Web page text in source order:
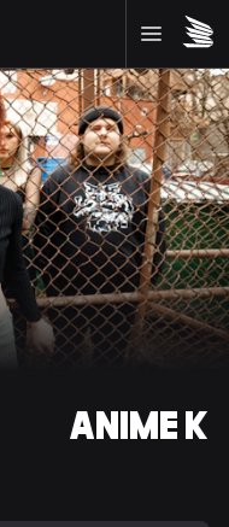
ANIME K